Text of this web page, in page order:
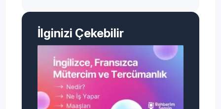
İlginizi Çekebilir